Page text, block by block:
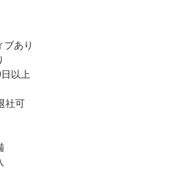
ブあり
以上
社可